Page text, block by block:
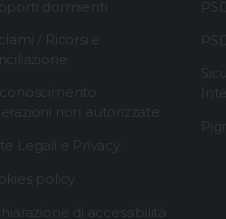
dormienti
/ Ricorsi e
non autorizzate
Legali e Privacy
policy
di accessibilità